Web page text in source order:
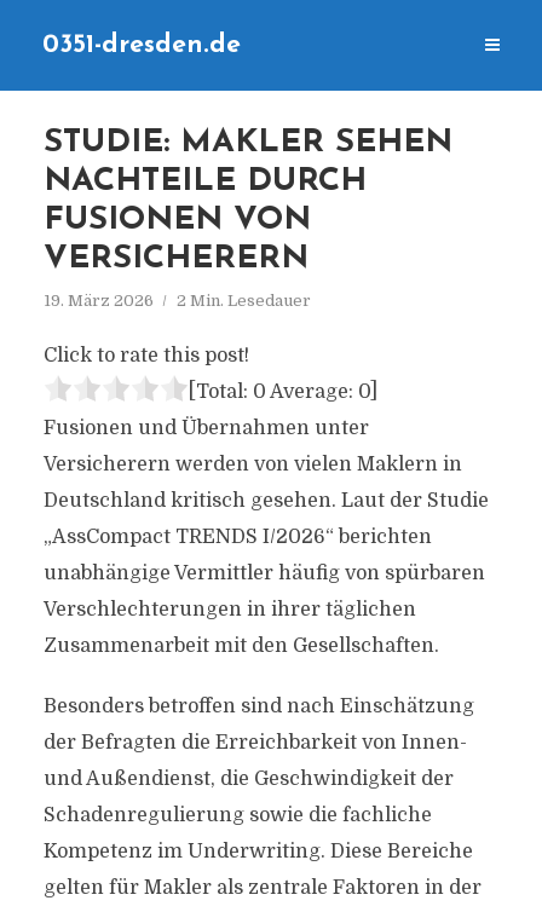
0351-dresden.de
STUDIE: MAKLER SEHEN
NACHTEILE DURCH
FUSIONEN VON
VERSICHERERN
19. März 2026 2 Min. Lesedauer
Click to rate this post!
[Total: 0 Average: 0]
Fusionen und Übernahmen unter
Versicherern werden von vielen Maklern in
Deutschland kritisch gesehen. Laut der Studie
„AssCompact TRENDS I/2026“ berichten
unabhängige Vermittler häufig von spürbaren
Verschlechterungen in ihrer täglichen
Zusammenarbeit mit den Gesellschaften.
Besonders betroffen sind nach Einschätzung
der Befragten die Erreichbarkeit von Innen-
und Außendienst, die Geschwindigkeit der
Schadenregulierung sowie die fachliche
Kompetenz im Underwriting. Diese Bereiche
gelten für Makler als zentrale Faktoren in der